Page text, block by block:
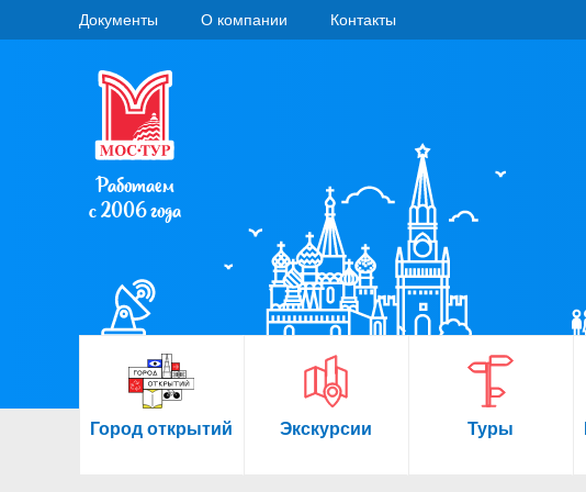
Документы О компании Контакты
Работаем
с 2006 года
Город открытий Экскурсии Туры